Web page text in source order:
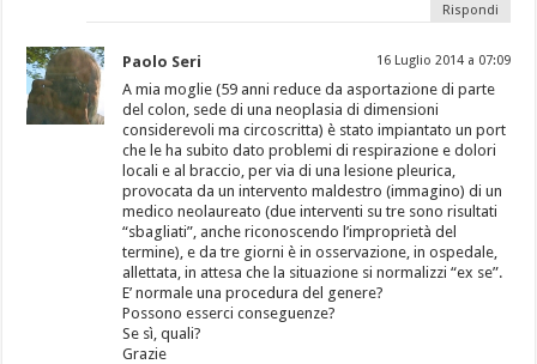
Rispondi
Paolo Seri 16 Luglio 2014 a 07:09
A mia moglie (59 anni reduce da asportazione di parte
del colon, sede di una neoplasia di dimensioni
considerevoli ma circoscritta) è stato impiantato un port
che le ha subito dato problemi di respirazione e dolori
locali e al braccio, per via di una lesione pleurica,
provocata da un intervento maldestro (immagino) di un
medico neolaureato (due interventi su tre sono risultati
“sbagliati”, anche riconoscendo l’improprietà del
termine), e da tre giorni è in osservazione, in ospedale,
allettata, in attesa che la situazione si normalizzi “ex se”.
E’ normale una procedura del genere?
Possono esserci conseguenze?
Se sì, quali?
Grazie